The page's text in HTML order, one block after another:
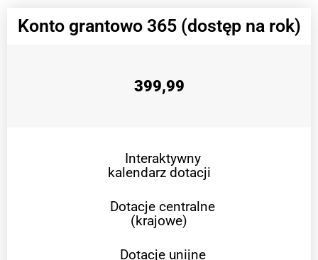
Konto grantowo 365 (dostęp na rok)
399,99
Interaktywny
kalendarz dotacji
Dotacje centralne
(krajowe)
Dotacje unijne